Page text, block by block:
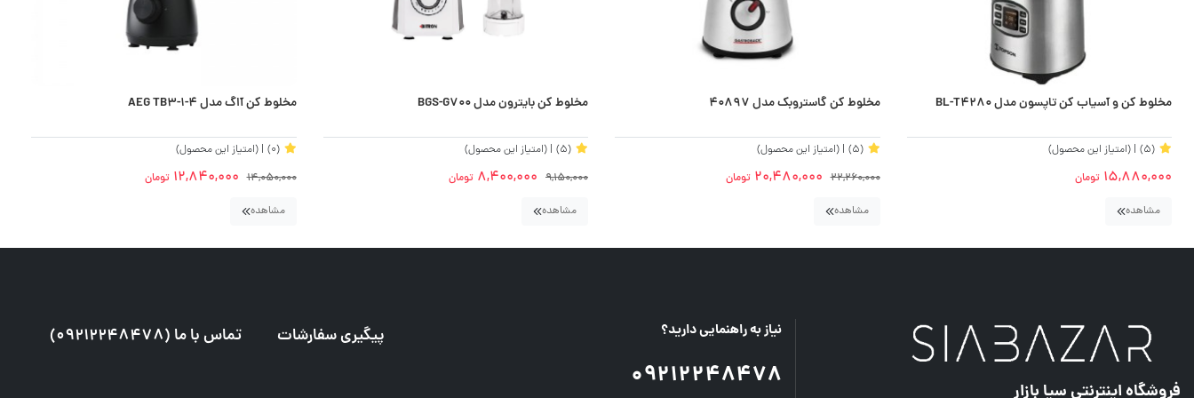
مخلوط کن و آسیاب کن تاپسون مدل BL-T4280
(5) | (امتیاز این محصول)
15,880,000 تومان
مشاهده
مخلوط کن گاستروبک مدل 40897
(5)
| (امتیاز این محصول)
22,260,000
20,480,000 تومان
مشاهده
مخلوط کن بایترون مدل BGS-G700
(5)
| (امتیاز این محصول)
9,150,000
8,400,000 تومان
مشاهده
مخلوط کن آاگ مدل AEG TB3-1-4
(0)
| (امتیاز این محصول)
14,050,000
12,840,000 تومان
مشاهده
فروشگاه اینترنتی سیا بازار
نیاز به راهنمایی دارید؟
09212248478
پیگیری سفارشات تماس با ما (09212248478)